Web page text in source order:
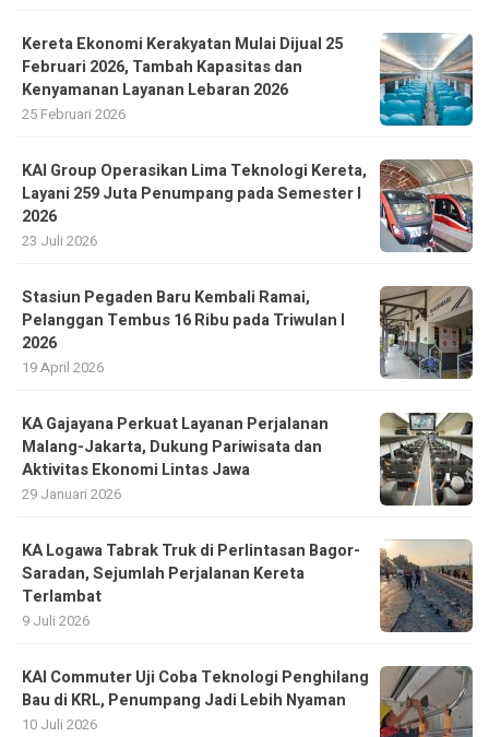
Kereta Ekonomi Kerakyatan Mulai Dijual 25
Februari 2026, Tambah Kapasitas dan
Kenyamanan Layanan Lebaran 2026
25 Februari 2026
KAI Group Operasikan Lima Teknologi Kereta,
Layani 259 Juta Penumpang pada Semester I
2026
23 Juli 2026
Stasiun Pegaden Baru Kembali Ramai,
Pelanggan Tembus 16 Ribu pada Triwulan I
2026
19 April 2026
KA Gajayana Perkuat Layanan Perjalanan
Malang-Jakarta, Dukung Pariwisata dan
Aktivitas Ekonomi Lintas Jawa
29 Januari 2026
KA Logawa Tabrak Truk di Perlintasan Bagor-
Saradan, Sejumlah Perjalanan Kereta
Terlambat
9 Juli 2026
KAI Commuter Uji Coba Teknologi Penghilang
Bau di KRL, Penumpang Jadi Lebih Nyaman
10 Juli 2026